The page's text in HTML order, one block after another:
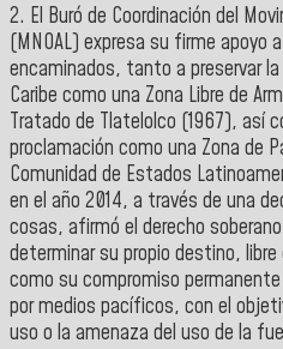
2. El Buró de Coordinación del
(MNOAL) expresa su firme apoyo
encaminados, tanto a preservar
Caribe como una Zona Libre de
Tratado de Tlatelolco (1967), así
proclamación como una Zona de
Comunidad de Estados
en el año 2014, a través de una
cosas, afirmó el derecho
determinar su propio destino,
como su compromiso
por medios pacíficos, con el
uso o la amenaza del uso de la